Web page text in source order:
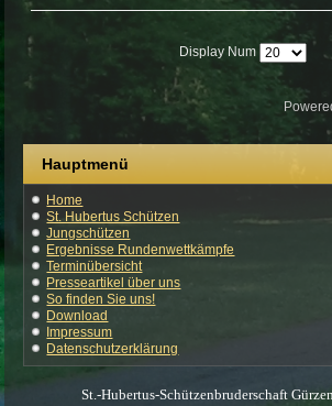
Display Num
Hauptmenü
Home
St. Hubertus Schützen
Jungschützen
Ergebnisse Rundenwettkämpfe
Terminübersicht
Presseartikel über uns
So finden Sie uns!
Download
Impressum
Datenschutzerklärung
St.-Hubertus-Schützenbruderschaft